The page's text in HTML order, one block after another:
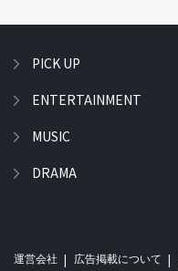
PICK UP
ENTERTAINMENT
MUSIC
DRAMA
運営会社 広告掲載について